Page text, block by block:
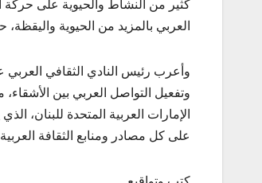
كثير من النشاط والحيوية على حركة
العربي بالمزيد من الحيوية
وأعرب رئيس النادي الثقافي العربي
وتفعيل التواصل العربي بين
الإمارات العربية المتحدة للبنان،
على كل مصادر ومنابع الثقافة